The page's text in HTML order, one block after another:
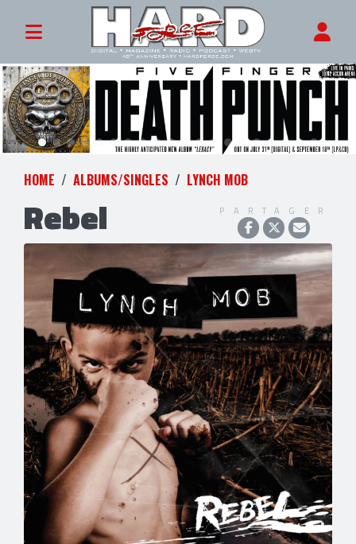
HOME ALBUMS/SINGLES LYNCH MOB
Rebel PARTAGER